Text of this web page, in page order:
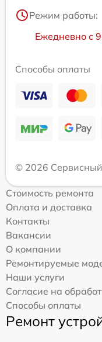
Режим работы:
Ежедневно с
Способы оплаты
© 2026
Стоимость ремонта
Оплата и доставка
Контакты
Вакансии
О компании
Ремонтируемые
Наши услуги
Согласие на
Способы оплаты
Ремонт